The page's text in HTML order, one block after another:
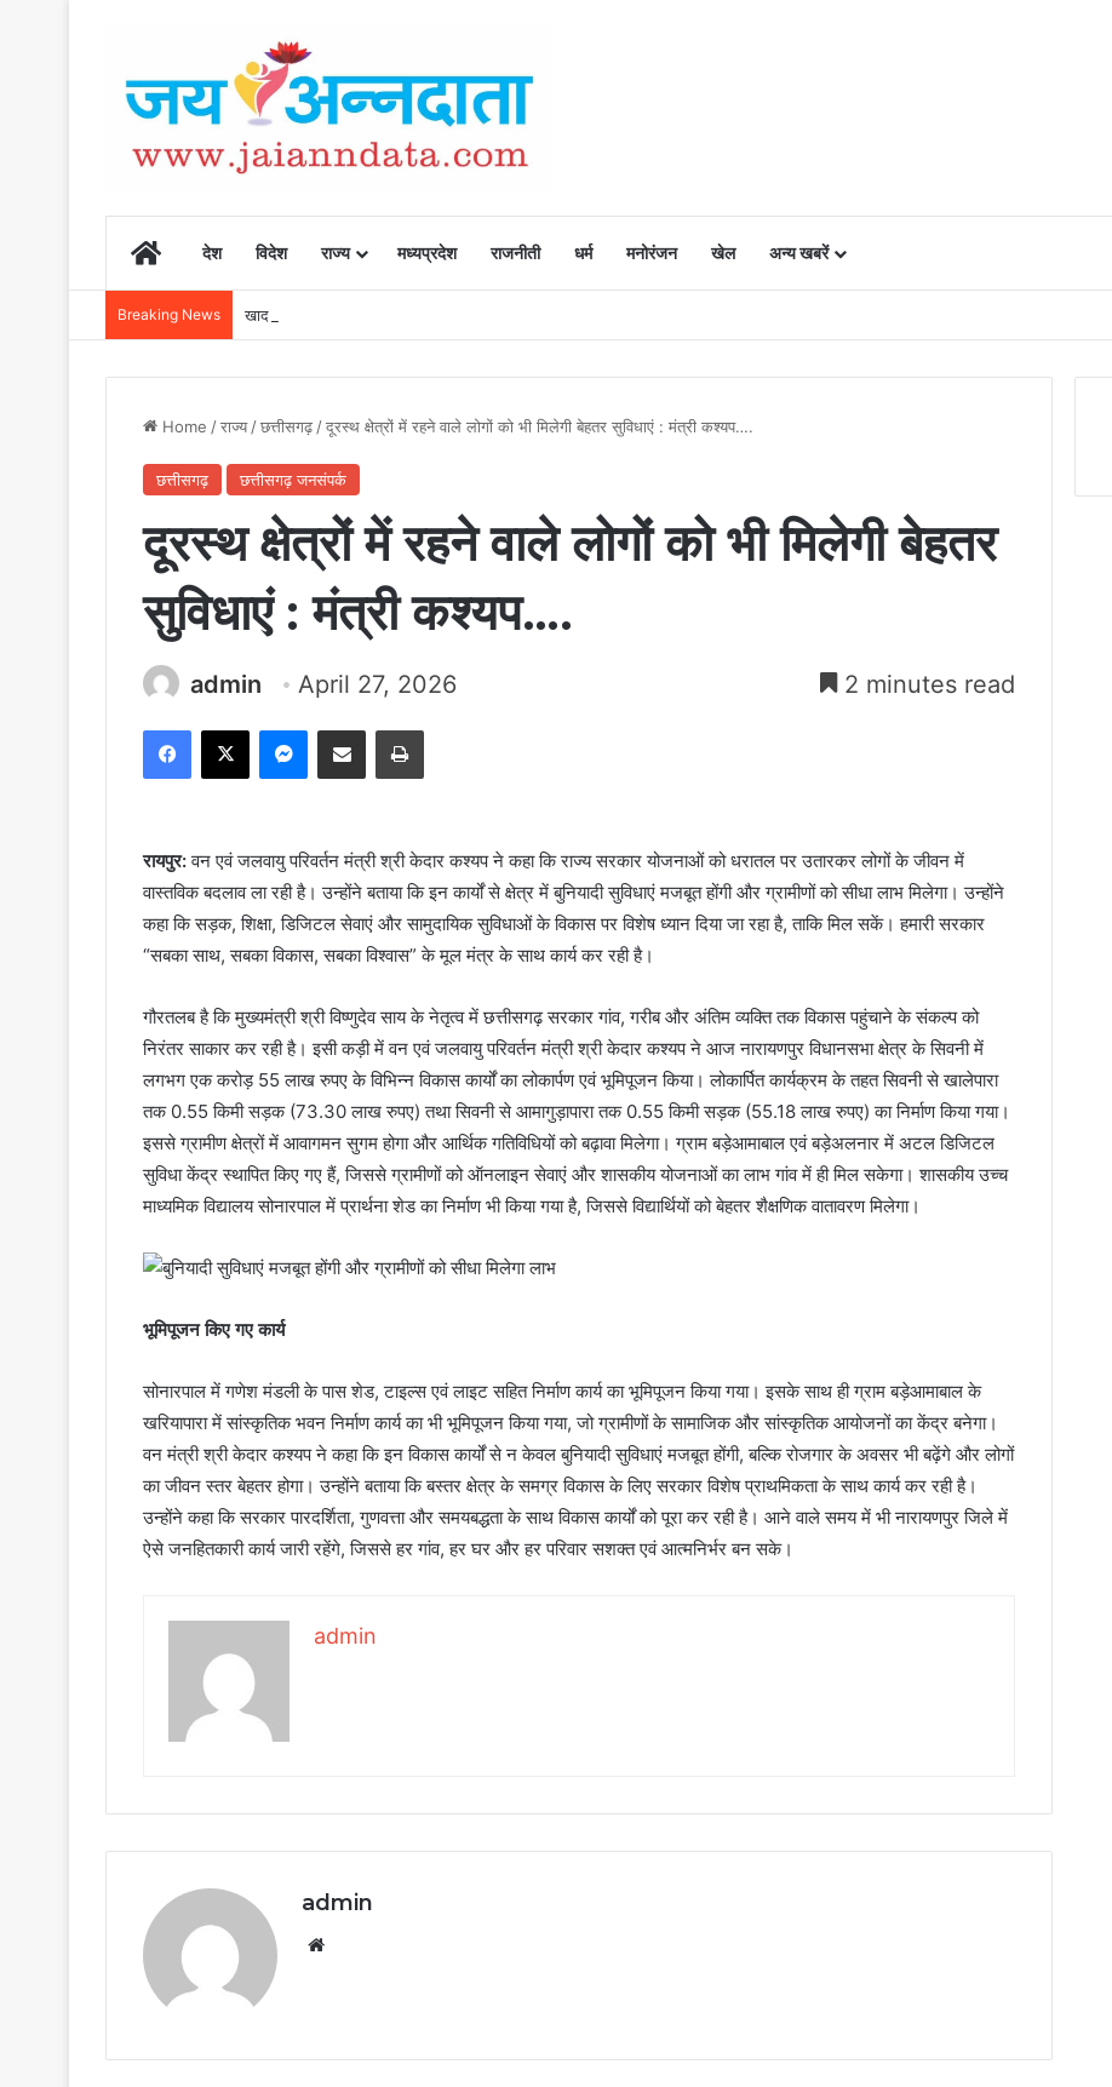
Homeदेश विदेश राज्य मध्यप्रदेश राजनीती धर्म मनोरंजन खेल अन्य खबरें
Breaking News खाद, बीज और उर्वरकों की समय पर उपलब्धता से किसानों में उत्साह, नैनो डीएपी और नैनो यूरिया बने किसानों के भरोसेमंद कृषि साथी…..
Home /राज्य/छत्तीसगढ़/दूरस्थ क्षेत्रों में रहने वाले लोगों को भी मिलेगी बेहतर सुविधाएं : मंत्री कश्यप….
छत्तीसगढ़ छत्तीसगढ़ जनसंपर्क
दूरस्थ क्षेत्रों में रहने वाले लोगों को भी मिलेगी बेहतर
सुविधाएं : मंत्री कश्यप….
admin April 27, 2026 2 minutes read
Facebook
X Messenger
Share via Email Print
रायपुर:वन एवं जलवायु परिवर्तन मंत्री श्री केदार कश्यप ने कहा कि राज्य सरकार योजनाओं को धरातल पर उतारकर लोगों के जीवन में
वास्तविक बदलाव ला रही है। उन्होंने बताया कि इन कार्यों से क्षेत्र में बुनियादी सुविधाएं मजबूत होंगी और ग्रामीणों को सीधा लाभ मिलेगा। उन्होंने
कहा कि सड़क, शिक्षा, डिजिटल सेवाएं और सामुदायिक सुविधाओं के विकास पर विशेष ध्यान दिया जा रहा है, ताकि मिल सकें। हमारी सरकार
“सबका साथ, सबका विकास, सबका विश्वास” के मूल मंत्र के साथ कार्य कर रही है।
गौरतलब है कि मुख्यमंत्री श्री विष्णुदेव साय के नेतृत्व में छत्तीसगढ़ सरकार गांव, गरीब और अंतिम व्यक्ति तक विकास पहुंचाने के संकल्प को
निरंतर साकार कर रही है। इसी कड़ी में वन एवं जलवायु परिवर्तन मंत्री श्री केदार कश्यप ने आज नारायणपुर विधानसभा क्षेत्र के सिवनी में
लगभग एक करोड़ 55 लाख रुपए के विभिन्न विकास कार्यों का लोकार्पण एवं भूमिपूजन किया। लोकार्पित कार्यक्रम के तहत सिवनी से खालेपारा
तक 0.55 किमी सड़क (73.30 लाख रुपए) तथा सिवनी से आमागुड़ापारा तक 0.55 किमी सड़क (55.18 लाख रुपए) का निर्माण किया गया।
इससे ग्रामीण क्षेत्रों में आवागमन सुगम होगा और आर्थिक गतिविधियों को बढ़ावा मिलेगा। ग्राम बड़ेआमाबाल एवं बड़ेअलनार में अटल डिजिटल
सुविधा केंद्र स्थापित किए गए हैं, जिससे ग्रामीणों को ऑनलाइन सेवाएं और शासकीय योजनाओं का लाभ गांव में ही मिल सकेगा। शासकीय उच्च
माध्यमिक विद्यालय सोनारपाल में प्रार्थना शेड का निर्माण भी किया गया है, जिससे विद्यार्थियों को बेहतर शैक्षणिक वातावरण मिलेगा।
भूमिपूजन किए गए कार्य
सोनारपाल में गणेश मंडली के पास शेड, टाइल्स एवं लाइट सहित निर्माण कार्य का भूमिपूजन किया गया। इसके साथ ही ग्राम बड़ेआमाबाल के
खरियापारा में सांस्कृतिक भवन निर्माण कार्य का भी भूमिपूजन किया गया, जो ग्रामीणों के सामाजिक और सांस्कृतिक आयोजनों का केंद्र बनेगा।
वन मंत्री श्री केदार कश्यप ने कहा कि इन विकास कार्यों से न केवल बुनियादी सुविधाएं मजबूत होंगी, बल्कि रोजगार के अवसर भी बढ़ेंगे और लोगों
का जीवन स्तर बेहतर होगा। उन्होंने बताया कि बस्तर क्षेत्र के समग्र विकास के लिए सरकार विशेष प्राथमिकता के साथ कार्य कर रही है।
उन्होंने कहा कि सरकार पारदर्शिता, गुणवत्ता और समयबद्धता के साथ विकास कार्यों को पूरा कर रही है। आने वाले समय में भी नारायणपुर जिले में
ऐसे जनहितकारी कार्य जारी रहेंगे, जिससे हर गांव, हर घर और हर परिवार सशक्त एवं आत्मनिर्भर बन सके।
admin
admin